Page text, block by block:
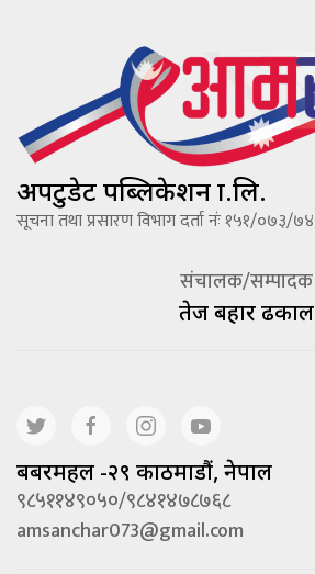
अपटुडेट पब्लिकेशन प्रा.लि.
सूचना तथा प्रसारण विभाग दर्ता नंः १५१/०७३/७४
संचालक/सम्पादक
तेज बहादूर ढकाल
बबरमहल -२९ काठमाडौं, नेपाल
९८५११४९०५०/९८४१४७८७६८
amsanchar073@gmail.com